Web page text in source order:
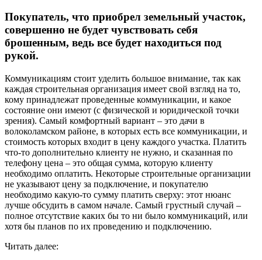
Покупатель, что приобрел земельный участок,
совершенно не будет чувствовать себя
брошенным, ведь все будет находиться под
рукой.
Коммуникациям стоит уделить большое внимание, так как
каждая строительная организация имеет свой взгляд на то,
кому принадлежат проведенные коммуникации, и какое
состояние они имеют (с физической и юридической точки
зрения). Самый комфортный вариант – это дачи в
волоколамском районе, в которых есть все коммуникации, и
стоимость которых входит в цену каждого участка. Платить
что-то дополнительно клиенту не нужно, и сказанная по
телефону цена – это общая сумма, которую клиенту
необходимо оплатить. Некоторые строительные организации
не указывают цену за подключение, и покупателю
необходимо какую-то сумму платить сверху: этот нюанс
лучше обсудить в самом начале. Самый грустный случай –
полное отсутствие каких бы то ни было коммуникаций, или
хотя бы планов по их проведению и подключению.
Читать далее: